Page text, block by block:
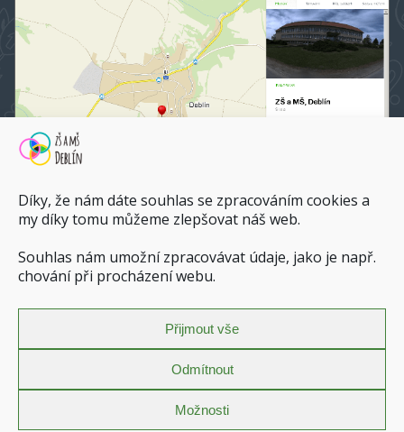
Díky, že nám dáte souhlas se zpracováním cookies a
my díky tomu můžeme zlepšovat náš web.
Souhlas nám umožní zpracovávat údaje, jako je např.
chování při procházení webu.
Přijmout vše
Odmítnout
Možnosti
ZŠ a MŠ Deblín na mapy.cz
Dopravní spojení do ZŠ a MŠ Deblín
Zásady ochrany osobních údajů
Prohlášení o přístupnosti